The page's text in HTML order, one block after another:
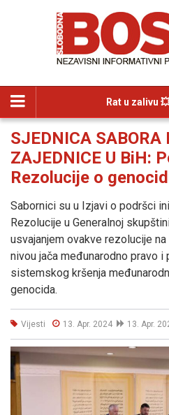
Rat u zalivu
SJEDNICA SABORA
ZAJEDNICE U BiH:
Rezolucije o
Sabornici su u Izjavi o podršci
Rezolucije u Generalnoj
usvajanjem ovakve rezolucije
nivou jača međunarodno pravo i
sistemskog kršenja
genocida.
Vijesti 13. Apr. 2024 13. Apr.